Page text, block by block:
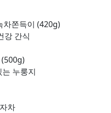
차쫀득이 (420g)
강 간식
누룽지
차